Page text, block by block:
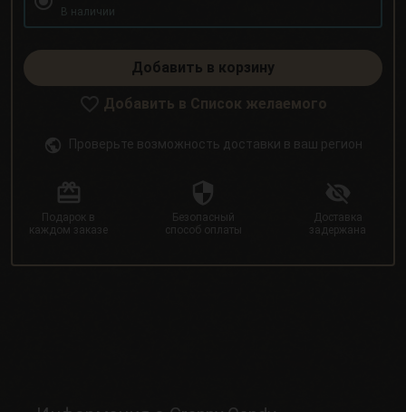
В наличии
Добавить в корзину
Добавить в Список желаемого
Проверьте возможность доставки в ваш регион
Подарок в
каждом заказе
Безопасный
способ оплаты
Доставка
задержана